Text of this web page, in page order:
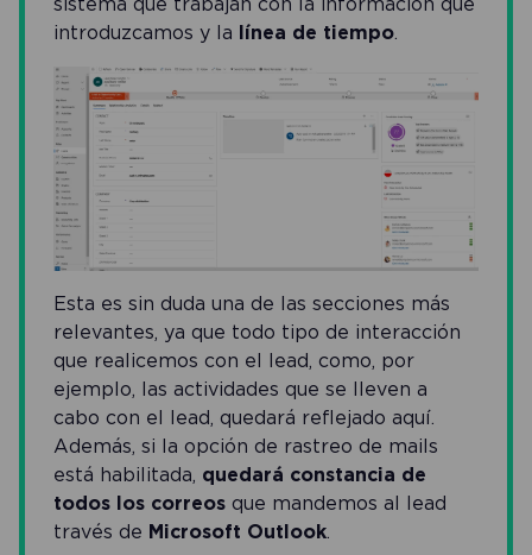
introduzcamos y la línea de tiempo.
Esta es sin duda una de las secciones más
relevantes, ya que todo tipo de interacción
que realicemos con el lead, como, por
ejemplo, las actividades que se lleven a
cabo con el lead, quedará reflejado aquí.
Además, si la opción de rastreo de mails
está habilitada, quedará constancia de
todos los correos que mandemos al lead
través de Microsoft Outlook.